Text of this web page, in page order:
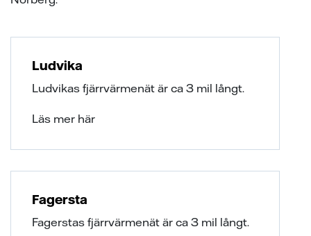
vid avtalstecknande
innan man
vid skada
svar
elprylar när det åskar
projekt
svar
Ludvika
Ludvikas fjärrvärmenät är ca 3 mil långt.
Läs mer här
Fagersta
Fagerstas fjärrvärmenät är ca 3 mil långt.